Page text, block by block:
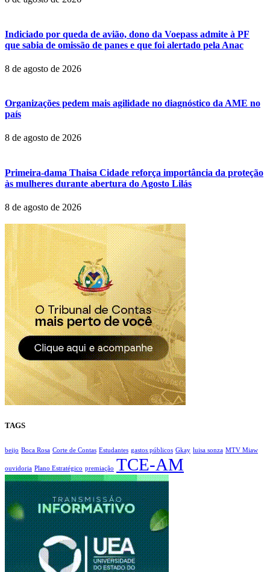
Indiciado por queda de avião, dono da Voepass admite à PF
que sabia de omissão de panes e que foi alertado pela Anac
8 de agosto de 2026
Organizações pedem mais agilidade no diagnóstico da AME no
país
8 de agosto de 2026
Primeira-dama Thaisa Cidade reforça importância da proteção
às mulheres durante abertura do Agosto Lilás
8 de agosto de 2026
TAGS
beijo Boca Rosa Corte de Contas Estudantes gastos públicos Gkay luisa sonza MTV Miaw
ouvidoria Plano Estratégico premiação TCE-AM